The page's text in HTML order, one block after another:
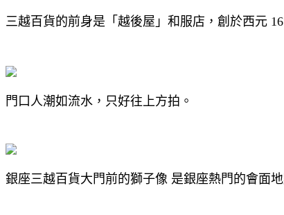
三越百貨的前身是「越後屋」和服店，創於西元
門口人潮如流水，只好往上方拍。
銀座三越百貨大門前的獅子像 是銀座熱門的會面地